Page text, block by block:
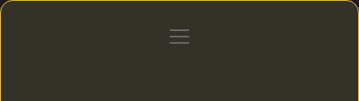
Gizlilik Politikası
menüyü